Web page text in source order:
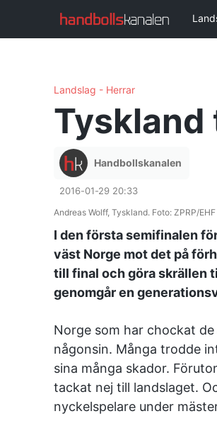
Landslag - Herrar
Handbollskanalen
2016-01-29 20:33
Andreas Wolff, Tyskland. Foto: ZPRP/EHF
I den första semifinalen
väst Norge mot det på
till final och göra skrällen
genomgår en
Norge som har chockat
någonsin. Många trodde
sina många skador.
tackat nej till landslaget.
nyckelspelare under